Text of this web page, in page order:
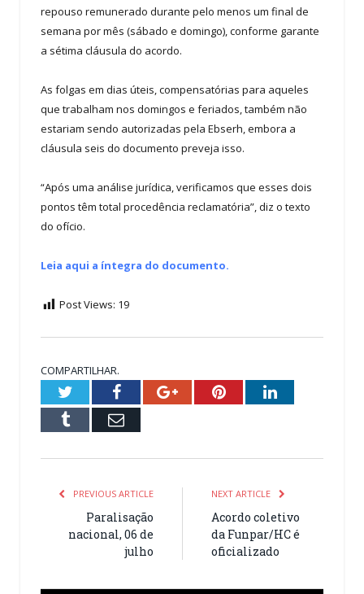
repouso remunerado durante pelo menos um final de
semana por mês (sábado e domingo), conforme garante
a sétima cláusula do acordo.
As folgas em dias úteis, compensatórias para aqueles
que trabalham nos domingos e feriados, também não
estariam sendo autorizadas pela Ebserh, embora a
cláusula seis do documento preveja isso.
“Após uma análise jurídica, verificamos que esses dois
pontos têm total procedência reclamatória”, diz o texto
do ofício.
Leia aqui a íntegra do documento.
Post Views: 19
COMPARTILHAR.
TwitterFacebookGoogle+PinterestLinkedIn
Tumblr Email
PREVIOUS ARTICLE
Paralisação
nacional, 06 de
julho
NEXT ARTICLE
Acordo coletivo
da Funpar/HC é
oficializado